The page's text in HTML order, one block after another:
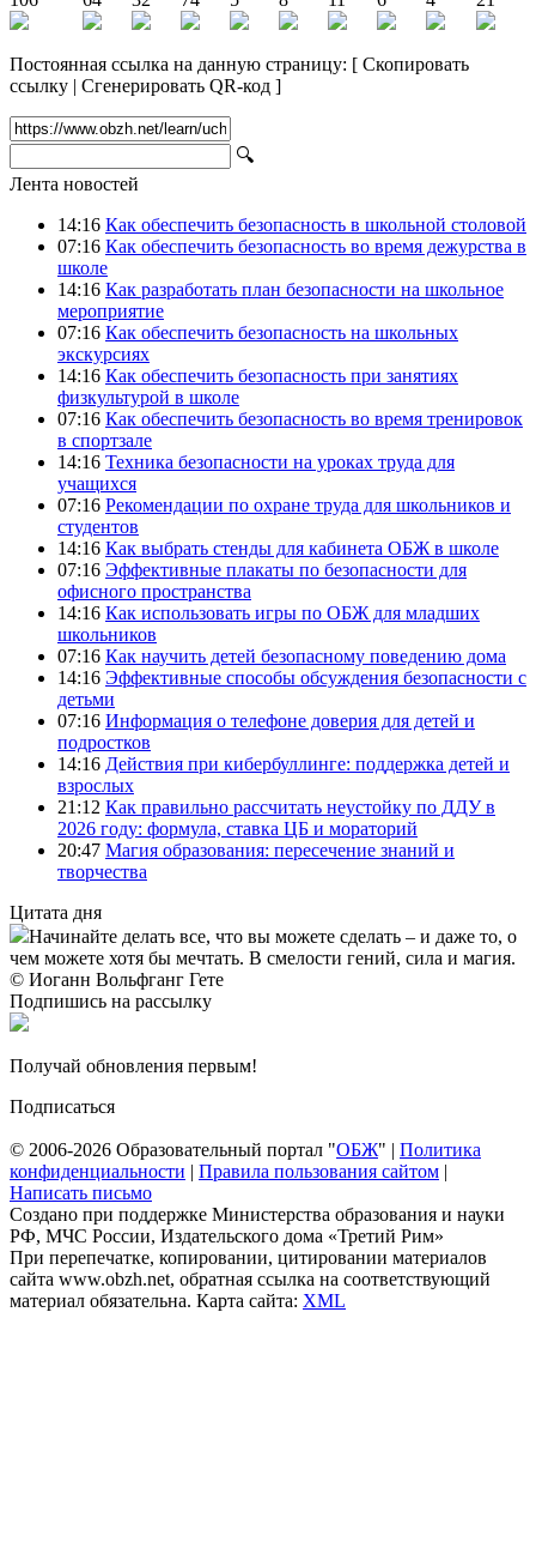
Постоянная ссылка на данную страницу: [ Скопировать
ссылку | Сгенерировать QR-код ]
🔍
Лента новостей
14:16 Как обеспечить безопасность в школьной столовой
07:16 Как обеспечить безопасность во время дежурства в
школе
14:16 Как разработать план безопасности на школьное
мероприятие
07:16 Как обеспечить безопасность на школьных
экскурсиях
14:16 Как обеспечить безопасность при занятиях
физкультурой в школе
07:16 Как обеспечить безопасность во время тренировок
в спортзале
14:16 Техника безопасности на уроках труда для
учащихся
07:16 Рекомендации по охране труда для школьников и
студентов
14:16 Как выбрать стенды для кабинета ОБЖ в школе
07:16 Эффективные плакаты по безопасности для
офисного пространства
14:16 Как использовать игры по ОБЖ для младших
школьников
07:16 Как научить детей безопасному поведению дома
14:16 Эффективные способы обсуждения безопасности с
детьми
07:16 Информация о телефоне доверия для детей и
подростков
14:16 Действия при кибербуллинге: поддержка детей и
взрослых
21:12 Как правильно рассчитать неустойку по ДДУ в
2026 году: формула, ставка ЦБ и мораторий
20:47 Магия образования: пересечение знаний и
творчества
Цитата дня
Начинайте делать все, что вы можете сделать – и даже то, о
чем можете хотя бы мечтать. В смелости гений, сила и магия.
© Иоганн Вольфганг Гете
Подпишись на рассылку
Получай обновления первым!
Подписаться
© 2006-2026 Образовательный портал "ОБЖ" | Политика
конфиденциальности | Правила пользования сайтом |
Написать письмо
Создано при поддержке Министерства образования и науки
РФ, МЧС России, Издательского дома «Третий Рим»
При перепечатке, копировании, цитировании материалов
сайта www.obzh.net, обратная ссылка на соответствующий
материал обязательна. Карта сайта: XML